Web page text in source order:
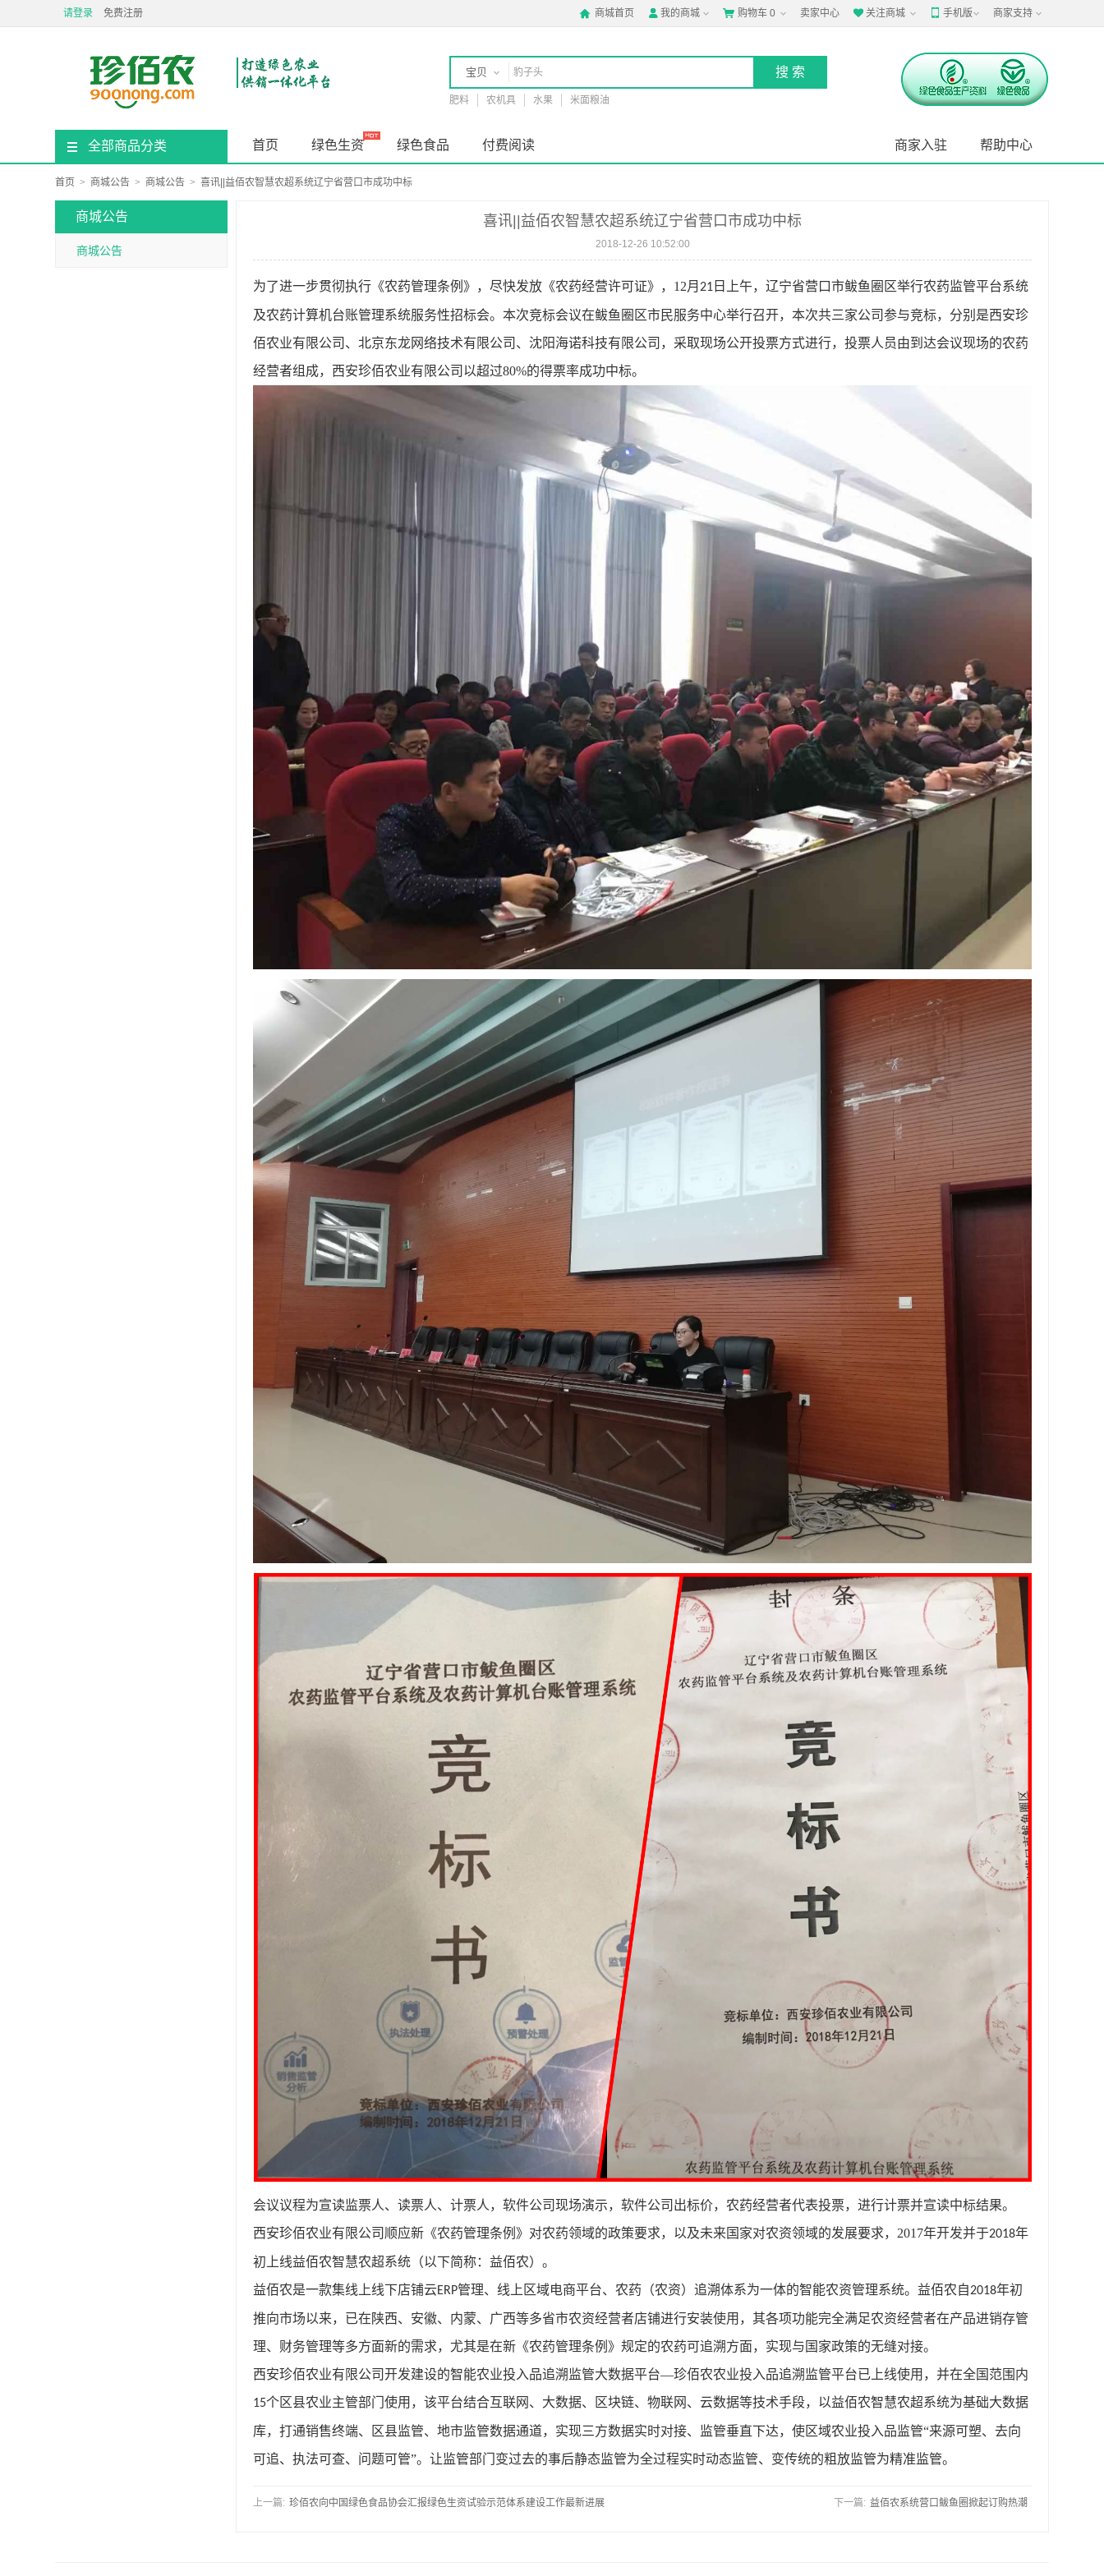
请登录 免费注册  商城首页  我的商城  购物车 0 卖家中心 关注商城 手机版 商家支持
宝贝
店铺
肥料 农机具 水果 米面粮油
全部商品分类 首页 绿色生资 绿色食品 帮助中心
商家入驻
付费阅读
首页 > 商城公告 > 商城公告 > 喜讯||益佰农智慧农超系统辽宁省营口市成功中标
商城公告
商城公告
喜讯||益佰农智慧农超系统辽宁省营口市成功中标
2018-12-26 10:52:00
为了进一步贯彻执行《农药管理条例》，尽快发放《农药经营许可证》，12月 21 日上午，辽宁省营口市鲅鱼圈区举行农药监管平台系统
及农药计算机台账管理系统服务性招标会。本次竞标会议在鲅鱼圈区市民服务中心举行召开， 本次共三家公司参与竞标，分别是西安珍
佰农业有限公司、 北京东龙网络技术有限公司、沈阳海诺科技有限公司，采取现场公开投票方式进行，投票人员由到达会议现场的农药
经营者组成，西安珍佰农业有限公司以超过80%的得票率成功中标。
会议议程为宣读监票人、读票人、计票人，软件公司现场演示，软件公司出标价，农药经营者代表投票，进行计票并宣读中标结果。
西安珍佰农业有限公司顺应新《农药管理条例》对农药领域的政策要求，以及未来国家对农资领域的发展要求， 2017年开发并于2018年
初上线益佰农智慧农超系统（以下简称：益佰农）。
益佰农是一款集线上线下店铺云ERP管理、线上区域电商平台、农药（农资）追溯体系为一体的智能农资管理系统。益佰农自2018年初
推向市场以来，已在陕西、安徽、内蒙、广西等多省市农资经营者店铺进行安装使用，其各项功能完全满足农资经营者在产品进销存管
理、财务管理等多方面新的需求，尤其是在新《农药管理条例》规定的农药可追溯方面，实现与国家政策的无缝对接。
西安珍佰农业有限公司开发建设的智能农业投入品追溯监管大数据平台—珍佰农农业投入品追溯监管平台已上线使用，并在全国范围内
15个区县农业主管部门使用，该平台结合互联网、大数据、区块链、物联网、云数据等技术手段，以益佰农智慧农超系统为基础大数据
库，打通销售终端、区县监管、地市监管数据通道，实现三方数据实时对接、监管垂直下达，使区域农业投入品监管“来源可塑、去向
可追、执法可查、问题可管”。让监管部门变过去的事后静态监管为全过程实时动态监管、变传统的粗放监管为精准监管。
上一篇: 珍佰农向中国绿色食品协会汇报绿色生资试验示范体系建设工作最新进展 下一篇: 益佰农系统营口鲅鱼圈掀起订购热潮